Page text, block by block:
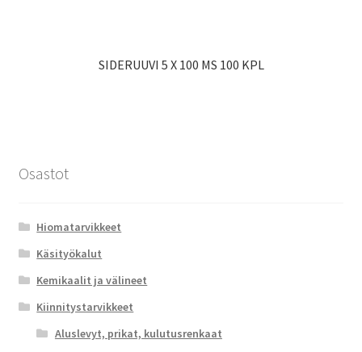
SIDERUUVI 5 X 100 MS 100 KPL
Osastot
Hiomatarvikkeet
Käsityökalut
Kemikaalit ja välineet
Kiinnitystarvikkeet
Aluslevyt, prikat, kulutusrenkaat